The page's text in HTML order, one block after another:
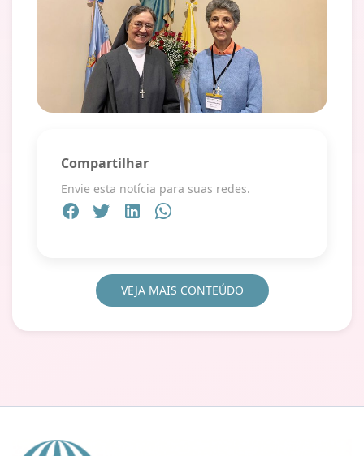
Compartilhar
Envie esta notícia para suas redes.
VEJA MAIS CONTEÚDO